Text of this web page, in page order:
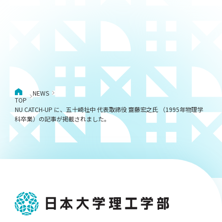
TOP
NEWS
NU CATCH-UP に、五十崎社中 代表取締役 齋藤宏之氏 （1995年物理学
科卒業）の記事が掲載されました。